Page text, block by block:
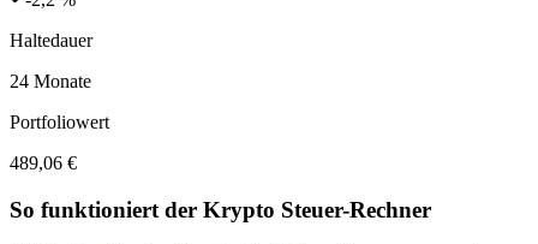
Haltedauer
24 Monate
Portfoliowert
489,06 €
So funktioniert der Krypto Steuer-Rechner